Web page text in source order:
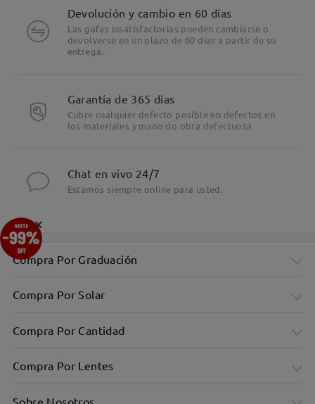
Devolución y cambio en 60 días
Las gafas insatisfactorias pueden cambiarse o
devolverse en un plazo de 60 días a partir de su
entrega.
Garantía de 365 días
Cubre cualquier defecto posible en defectos en
los materiales y mano do obra defectuosa
Chat en vivo 24/7
Estamos siempre online para usted.
Compra Por Graduación
Compra Por Solar
Compra Por Cantidad
Compra Por Lentes
Sobre Nosotros
×